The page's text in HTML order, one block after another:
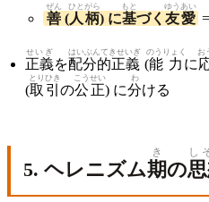
善
ぜん
(人柄
ひとがら
) に基
もと
づく 友愛
ゆうあい
=
正義
せいぎ
を配分的正義
はいぶんてきせいぎ
(能力
のうりょく
に
お
(取引
とりひき
の公正
こうせい
) に分
わ
ける
5. ヘレニズム期
き
の
し